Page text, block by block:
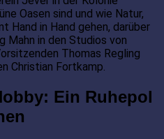
Oasen sind und wie Natur,
Hand in Hand gehen, darüber
Mahn in den Studios von
Thomas Regling
Christian Fortkamp.
Ein Ruhepol